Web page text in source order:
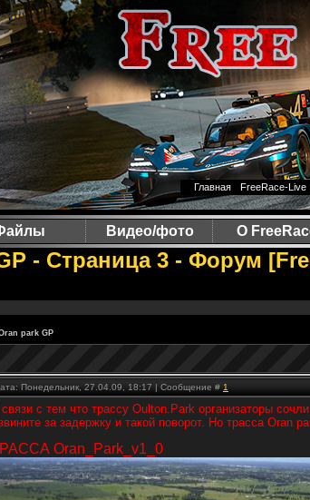
Главная
FreeRace-Live
Видео/фото О
- Страница 3 - Форум
park GP
Понедельник, 27.04.09, 18:17 | Сообщение # 1
с тем что трассу Oulton.Park организаторы
за задержку и такой поворот. Но трасса Oran
Oran_Park_v1_0